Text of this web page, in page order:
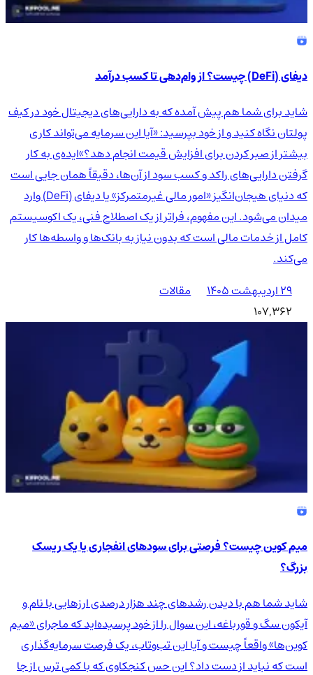
دیفای (DeFi) چیست؟ از وام‌دهی تا کسب درآمد
شاید برای شما هم پیش آمده که به دارایی‌های دیجیتال خود در کیف
پولتان نگاه کنید و از خود بپرسید: «آیا این سرمایه می‌تواند کاری
بیشتر از صبر کردن برای افزایش قیمت انجام دهد؟»ایده‌ی به کار
گرفتن دارایی‌های راکد و کسب سود از آن‌ها، دقیقاً همان جایی است
که دنیای هیجان‌انگیز «امور مالی غیرمتمرکز» یا دیفای (DeFi) وارد
میدان می‌شود. این مفهوم، فراتر از یک اصطلاح فنی، یک اکوسیستم
کامل از خدمات مالی است که بدون نیاز به بانک‌ها و واسطه‌ها کار
می‌کند.
۲۹ اردیبهشت ۱۴۰۵
مقالات
107,362
میم کوین چیست؟ فرصتی برای سودهای انفجاری یا یک ریسک
بزرگ؟
شاید شما هم با دیدن رشدهای چند هزار درصدی ارزهایی با نام و
آیکون سگ و قورباغه، این سوال را از خود پرسیده‌اید که ماجرای «میم
کوین‌ها» واقعاً چیست و آیا این تب‌وتاب، یک فرصت سرمایه‌گذاری
است که نباید از دست داد؟ این حس کنجکاوی که با کمی ترس از جا